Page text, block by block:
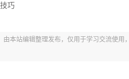
巧
本站编辑整理发布，仅用于学习交流使用